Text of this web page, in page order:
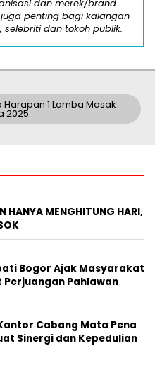
dan merek/brand
penting bagi kalangan
dan tokoh publik.
1 Lomba Masak
2025
HANYA MENGHITUNG HARI,
Bogor Ajak Masyarakat
Pahlawan
Cabang Mata Pena
Sinergi dan Kepedulian